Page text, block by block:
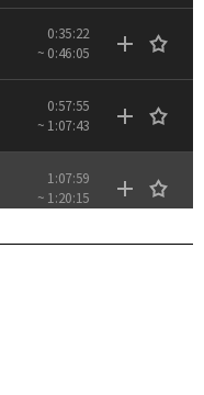
0:35:22
~ 0:46:05
0:57:55
~ 1:07:43
1:07:59
~ 1:20:15